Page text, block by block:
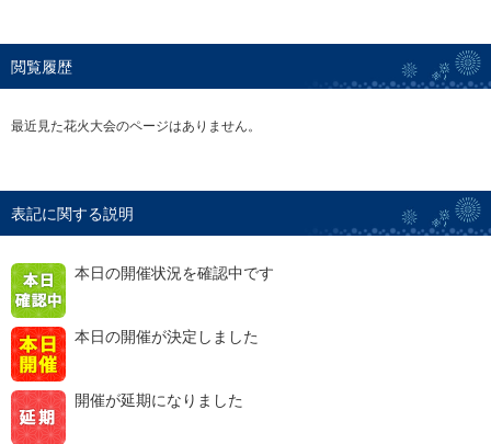
閲覧履歴
最近見た花火大会のページはありません。
表記に関する説明
本日の開催状況を確認中です
本日の開催が決定しました
開催が延期になりました